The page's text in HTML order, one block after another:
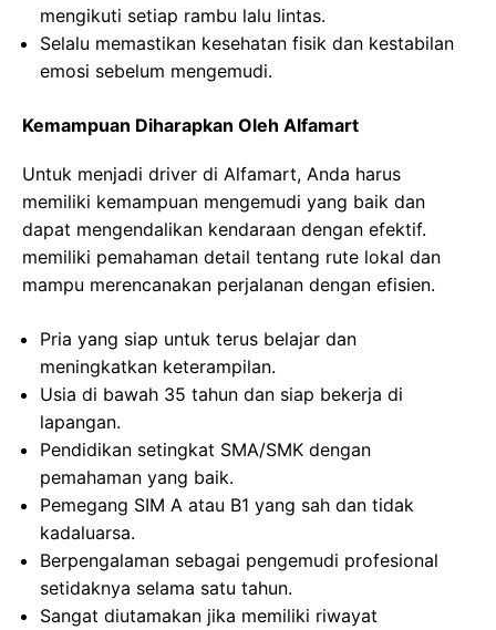
mengikuti setiap rambu lalu lintas.
Selalu memastikan kesehatan fisik dan kestabilan
emosi sebelum mengemudi.
Kemampuan Diharapkan Oleh Alfamart
Untuk menjadi driver di Alfamart, Anda harus
memiliki kemampuan mengemudi yang baik dan
dapat mengendalikan kendaraan dengan efektif.
memiliki pemahaman detail tentang rute lokal dan
mampu merencanakan perjalanan dengan efisien.
Pria yang siap untuk terus belajar dan
meningkatkan keterampilan.
Usia di bawah 35 tahun dan siap bekerja di
lapangan.
Pendidikan setingkat SMA/SMK dengan
pemahaman yang baik.
Pemegang SIM A atau B1 yang sah dan tidak
kadaluarsa.
Berpengalaman sebagai pengemudi profesional
setidaknya selama satu tahun.
Sangat diutamakan jika memiliki riwayat